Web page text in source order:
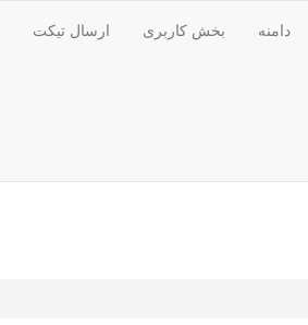
دامنه بخش کاربری ارسال تیکت